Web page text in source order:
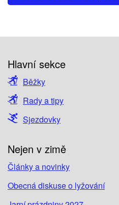
Hlavní sekce
Běžky
Rady a tipy
Sjezdovky
Nejen v zimě
Články a novinky
Obecná diskuse o lyžování